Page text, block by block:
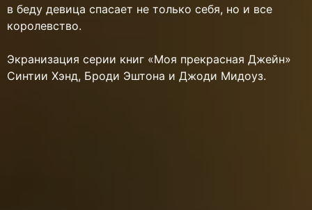
в беду девица спасает не только себя, но и все
королевство.
Экранизация серии книг «Моя прекрасная Джейн»
Синтии Хэнд, Броди Эштона и Джоди Мидоуз.